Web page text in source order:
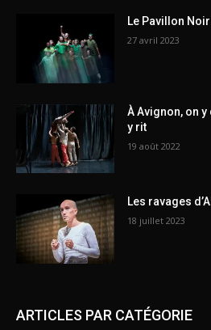
Le Pavillon
27 avril 2023
À Avignon, on
y rit
19 août 2022
Les ravages
18 juillet 2023
ARTICLES PAR CATÉGORIE